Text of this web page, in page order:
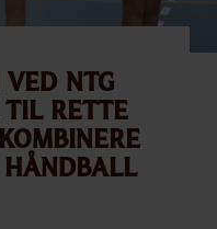
NTG
til rette
håndball